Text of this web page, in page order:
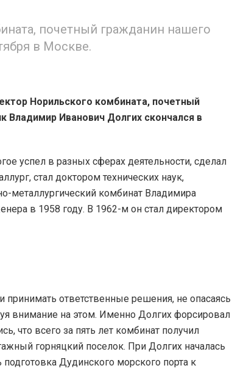
почетный гражданин нашего
в Москве.
Норильского комбината, почетный
Владимир Иванович Долгих скончался в
успел в разных сферах деятельности, сделал
стал доктором технических наук,
металлургический комбинат Владимира
в 1958 году. В 1962-м он стал директором
принимать ответственные решения, не опасаясь
внимание на этом. Именно Долгих форсировал
что всего за пять лет комбинат получил
горняцкий поселок. При Долгих началась
Дудинского морского порта к